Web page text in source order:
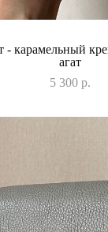
- карамельный
агат
5 300 p.